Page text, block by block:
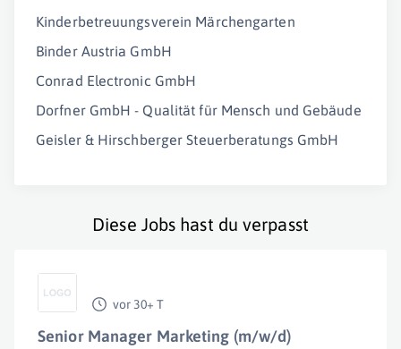
Kinderbetreuungsverein Märchengarten
Binder Austria GmbH
Conrad Electronic GmbH
Dorfner GmbH - Qualität für Mensch und Gebäude
Geisler & Hirschberger Steuerberatungs GmbH
Diese Jobs hast du verpasst
vor 30+ T
Senior Manager Marketing (m/w/d)